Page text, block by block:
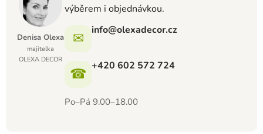
Denisa Olexa
majitelka
OLEXA DECOR
výběrem i objednávkou.
✉ info@olexadecor.cz
☎ +420 602 572 724
Po–Pá 9.00–18.00